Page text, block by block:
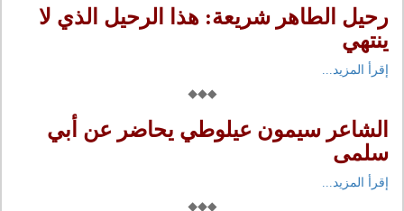
رحيل الطاهر شريعة: هذا الرحيل الذي لا
ينتهي
إقرأ المزيد...
الشاعر سيمون عيلوطي يحاضر عن أبي
سلمى
إقرأ المزيد...